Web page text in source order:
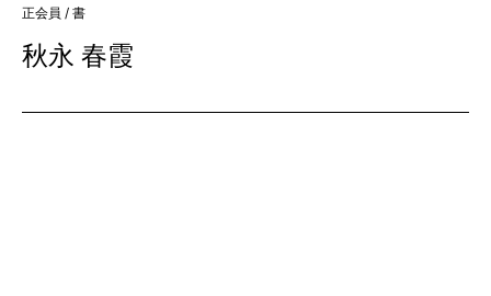
正会員 / 書
秋永 春霞